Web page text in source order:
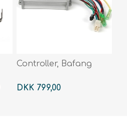
Controller, Bafang
DKK 799,00